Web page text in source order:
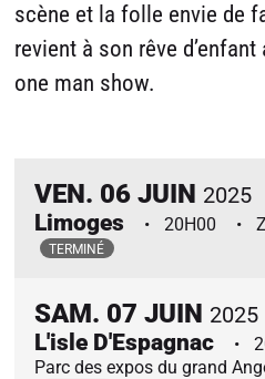
scène et la folle envie de
revient à son rêve
one man show.
VEN. 06 JUIN 2025
Limoges
20H00
TERMINÉ
SAM. 07 JUIN 2025
L'isle D'Espagnac
Parc des expos du grand